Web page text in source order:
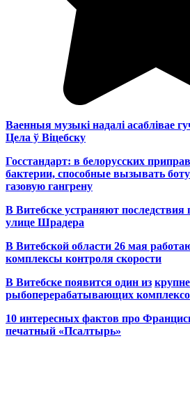
Ваенныя музыкі надалі асаблівае
Цела ў Віцебску
Госстандарт: в белорусских
бактерии, способные вызывать
газовую гангрену
В Витебске устраняют последствия
улице Шрадера
В Витебской области 26 мая
комплексы контроля скорости
В Витебске появится один из
рыбоперерабатывающих
10 интересных фактов про
печатный «Псалтырь»